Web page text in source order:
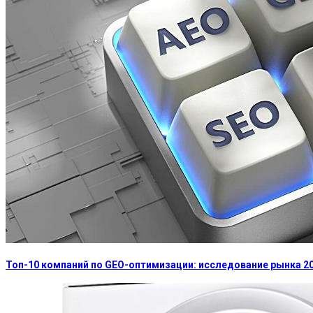
Топ-10 компаний по GEO-оптимизации: исследование рынка